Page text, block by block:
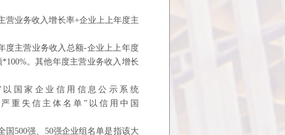
营业务收入增长率+企业上上年度主
度主营业务收入总额-企业上上年度
。其他年度主营业务收入增长
以国家企业信用信息公示系统
重失信主体名单”以信用中国
国500强、50强企业组名单是指该大